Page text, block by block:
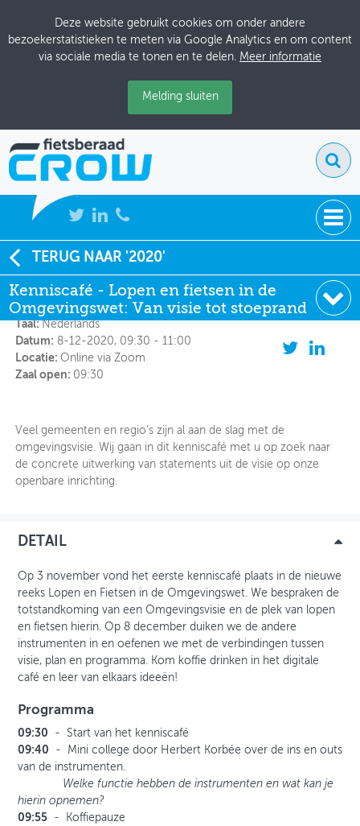
Deze website gebruikt cookies om onder andere
bezoekerstatistieken te meten via Google Analytics en om content
via sociale media te tonen en te delen. Meer informatie
Melding sluiten
NIEUWS
BIJEENKOMSTEN
KENNISBANK
ADRESSENBOEK
THEMASITES
MIJN PROFIEL
TERUG NAAR '2020'
Kenniscafé - Lopen en fietsen in de
Omgevingswet: Van visie tot stoeprand
Kenniscafé - Lopen en fietsen in de Omgevingswet:
Van visie tot stoeprand
Taal:Nederlands
Datum: 8-12-2020, 09:30 - 11:00
Locatie: Online via Zoom
Zaal open: 09:30
Veel gemeenten en regio’s zijn al aan de slag met de
omgevingsvisie. Wij gaan in dit kenniscafé met u op zoek naar
de concrete uitwerking van statements uit de visie op onze
openbare inrichting.
DETAIL
Op 3 november vond het eerste kenniscafé plaats in de nieuwe
reeks Lopen en Fietsen in de Omgevingswet. We bespraken de
totstandkoming van een Omgevingsvisie en de plek van lopen
en fietsen hierin. Op 8 december duiken we de andere
instrumenten in en oefenen we met de verbindingen tussen
visie, plan en programma. Kom koffie drinken in het digitale
café en leer van elkaars ideeën!
Programma
09:30 - Start van het kenniscafé
09:40 - Mini college door Herbert Korbée over de ins en outs
van de instrumenten.
Welke functie hebben de instrumenten en wat kan je
hierin opnemen?
09:55 - Koffiepauze